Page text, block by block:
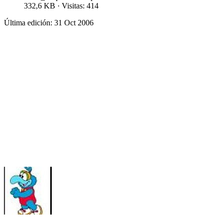
332,6 KB · Visitas: 414
Última edición: 31 Oct 2006